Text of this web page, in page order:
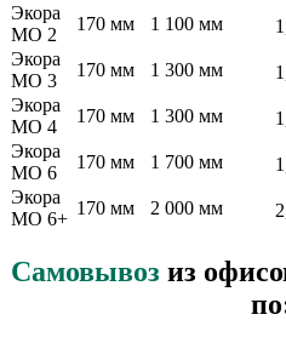
Экора
МО 2
170 мм 1 100 мм
Экора
МО 3
170 мм 1 300 мм
Экора
МО 4
170 мм 1 300 мм
Экора
МО 6
170 мм 1 700 мм
Экора
МО 6+
170 мм 2 000 мм
Самовывоз из